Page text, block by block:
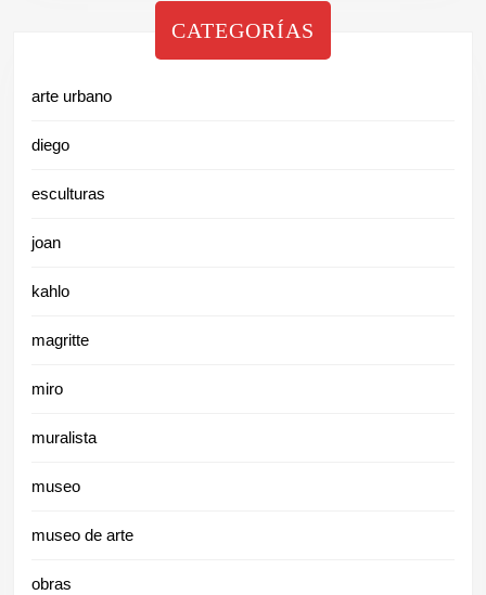
CATEGORÍAS
arte urbano
diego
esculturas
joan
kahlo
magritte
miro
muralista
museo
museo de arte
obras